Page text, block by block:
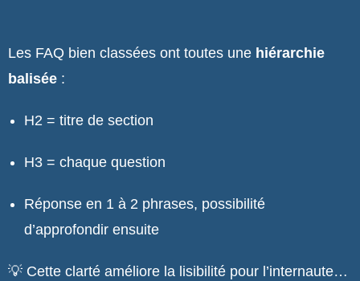
Les FAQ bien classées ont toutes une hiérarchie
balisée :
H2 = titre de section
H3 = chaque question
Réponse en 1 à 2 phrases, possibilité
d’approfondir ensuite
💡 Cette clarté améliore la lisibilité pour l’internaute…